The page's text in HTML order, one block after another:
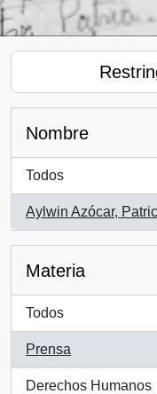
Nombre
Todos
Aylwin Azócar,
, 1 resultados
Materia
Todos
Prensa
, 1 resultados
Derechos Humanos